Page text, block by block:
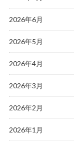
2026年6月
2026年5月
2026年4月
2026年3月
2026年2月
2026年1月